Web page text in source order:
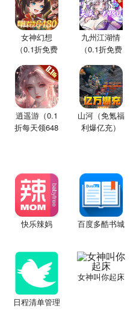
女神幻想
（0.1折免费
九州江湖情
（0.1折免费
逍遥游（0.1
折每天领648
山河（免氪福
利爆亿充）
快乐辣妈 百度多酷书城
日程清单管理
女神叫你起床